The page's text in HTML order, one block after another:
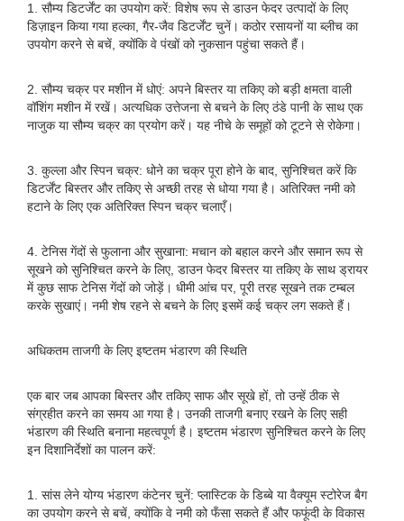
1. सौम्य डिटर्जेंट का उपयोग करें: विशेष रूप से डाउन फेदर उत्पादों के लिए
डिज़ाइन किया गया हल्का, गैर-जैव डिटर्जेंट चुनें। कठोर रसायनों या ब्लीच का
उपयोग करने से बचें, क्योंकि वे पंखों को नुकसान पहुंचा सकते हैं।
2. सौम्य चक्र पर मशीन में धोएं: अपने बिस्तर या तकिए को बड़ी क्षमता वाली
वॉशिंग मशीन में रखें। अत्यधिक उत्तेजना से बचने के लिए ठंडे पानी के साथ एक
नाजुक या सौम्य चक्र का प्रयोग करें। यह नीचे के समूहों को टूटने से रोकेगा।
3. कुल्ला और स्पिन चक्र: धोने का चक्र पूरा होने के बाद, सुनिश्चित करें कि
डिटर्जेंट बिस्तर और तकिए से अच्छी तरह से धोया गया है। अतिरिक्त नमी को
हटाने के लिए एक अतिरिक्त स्पिन चक्र चलाएँ।
4. टेनिस गेंदों से फुलाना और सुखाना: मचान को बहाल करने और समान रूप से
सूखने को सुनिश्चित करने के लिए, डाउन फेदर बिस्तर या तकिए के साथ ड्रायर
में कुछ साफ टेनिस गेंदों को जोड़ें। धीमी आंच पर, पूरी तरह सूखने तक टम्बल
करके सुखाएं। नमी शेष रहने से बचने के लिए इसमें कई चक्र लग सकते हैं।
अधिकतम ताजगी के लिए इष्टतम भंडारण की स्थिति
एक बार जब आपका बिस्तर और तकिए साफ और सूखे हों, तो उन्हें ठीक से
संग्रहीत करने का समय आ गया है। उनकी ताजगी बनाए रखने के लिए सही
भंडारण की स्थिति बनाना महत्वपूर्ण है। इष्टतम भंडारण सुनिश्चित करने के लिए
इन दिशानिर्देशों का पालन करें:
1. सांस लेने योग्य भंडारण कंटेनर चुनें: प्लास्टिक के डिब्बे या वैक्यूम स्टोरेज बैग
का उपयोग करने से बचें, क्योंकि वे नमी को फँसा सकते हैं और फफूंदी के विकास